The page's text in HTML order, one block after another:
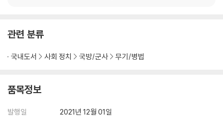
제5장 나가면서: 대량살상무기의 미래
제1절 미래의 대량살상무기 위협
생물학 테러리즘/화학 테러리즘/핵 테러리즘
관련 분류
국내도서 사회 정치 국방/군사 무기/병법
품목정보
발행일
2021년 12월 01일